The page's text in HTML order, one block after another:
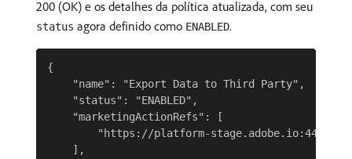
200 (OK) e os detalhes da política atualizada, com seu
status agora definido como ENABLED.
{
    "name": "Export Data to Third Party",
    "status": "ENABLED",
    "marketingActionRefs": [
"https://platform-stage.adobe.io:443/
    ],